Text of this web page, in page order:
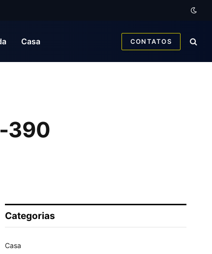
Casa CONTATOS
390
Categorias
Casa